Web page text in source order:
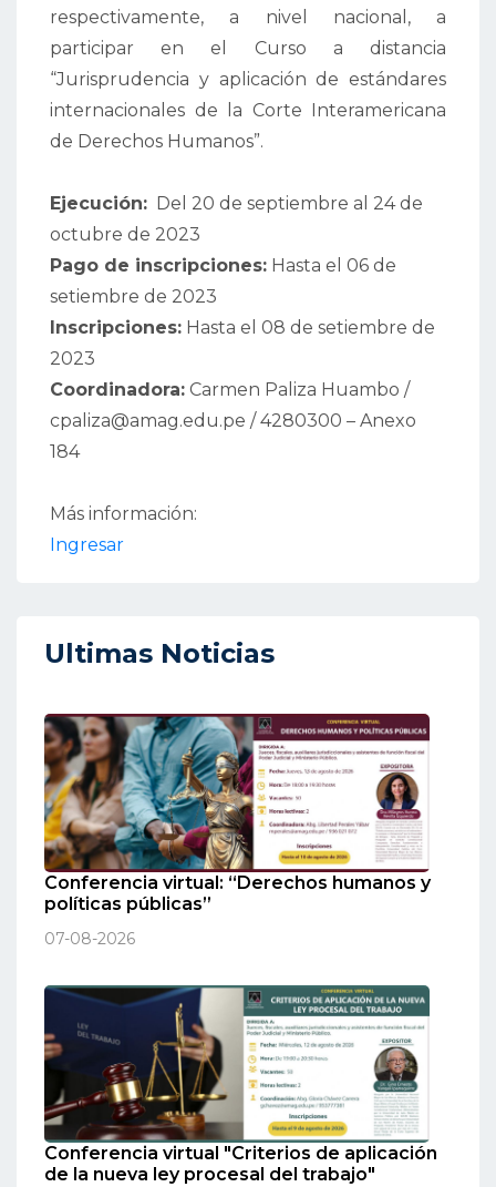
respectivamente, a nivel nacional, a
participar en el Curso a distancia
“Jurisprudencia y aplicación de estándares
internacionales de la Corte Interamericana
de Derechos Humanos”.
Ejecución: Del 20 de septiembre al 24 de
octubre de 2023
Pago de inscripciones: Hasta el 06 de
setiembre de 2023
Inscripciones: Hasta el 08 de setiembre de
2023
Coordinadora: Carmen Paliza Huambo /
cpaliza@amag.edu.pe / 4280300 – Anexo
184
Más información:
Ingresar
Ultimas Noticias
Conferencia virtual: “Derechos humanos y
políticas públicas”
07-08-2026
Conferencia virtual "Criterios de aplicación
de la nueva ley procesal del trabajo"